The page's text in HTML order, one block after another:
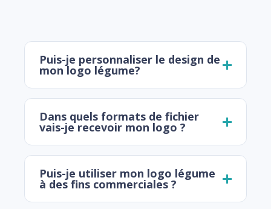
Puis-je personnaliser le design de
mon logo légume?
Dans quels formats de fichier
vais-je recevoir mon logo ?
Puis-je utiliser mon logo légume
à des fins commerciales ?